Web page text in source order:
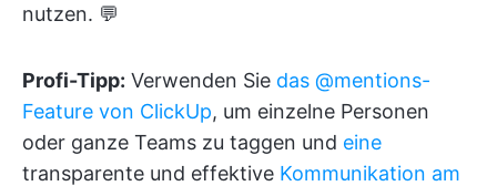
nutzen. 💬
Profi-Tipp: Verwenden Sie das @mentions-
Feature von ClickUp, um einzelne Personen
oder ganze Teams zu taggen und eine
transparente und effektive Kommunikation am